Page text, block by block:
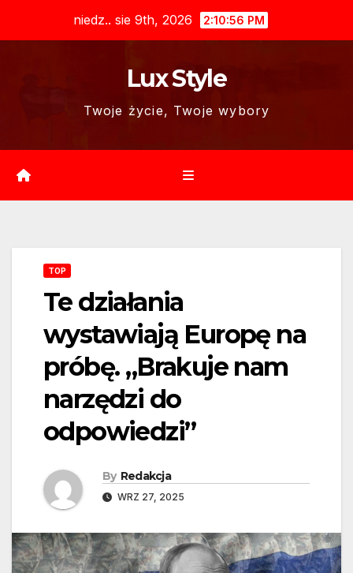
niedz.. sie 9th, 2026 2:10:57 PM
Lux Style
Twoje życie, Twoje wybory
TOP
Te działania
wystawiają Europę na
próbę. „Brakuje nam
narzędzi do
odpowiedzi”
By Redakcja
WRZ 27, 2025